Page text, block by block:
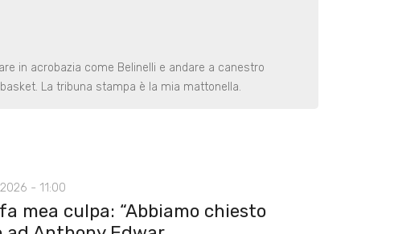
in acrobazia come Belinelli e andare a canestro
La tribuna stampa è la mia mattonella.
- 11:00
mea culpa: “Abbiamo chiesto